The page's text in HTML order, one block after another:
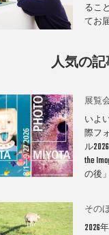
るこ
てお
人気の
展覧
いよ
際フ
ル2026
the
の後」
その
2026